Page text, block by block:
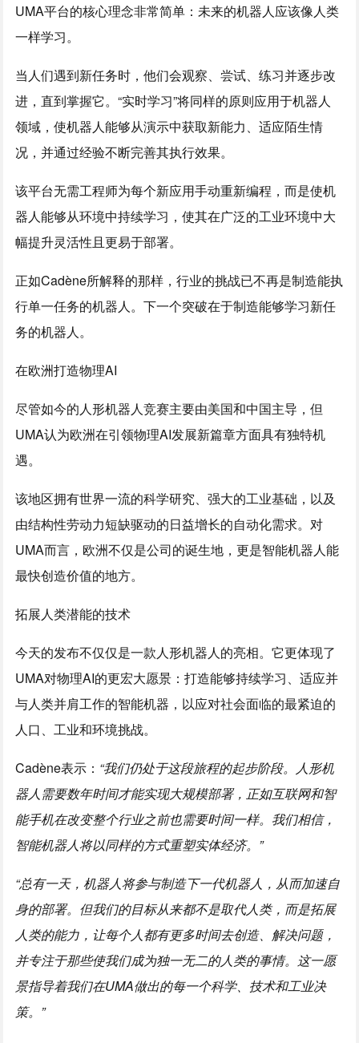
UMA平台的核心理念非常简单：未来的机器人应该像人类
一样学习。
当人们遇到新任务时，他们会观察、尝试、练习并逐步改
进，直到掌握它。“实时学习”将同样的原则应用于机器人
领域，使机器人能够从演示中获取新能力、适应陌生情
况，并通过经验不断完善其执行效果。
该平台无需工程师为每个新应用手动重新编程，而是使机
器人能够从环境中持续学习，使其在广泛的工业环境中大
幅提升灵活性且更易于部署。
正如Cadène所解释的那样，行业的挑战已不再是制造能执
行单一任务的机器人。下一个突破在于制造能够学习新任
务的机器人。
在欧洲打造物理AI
尽管如今的人形机器人竞赛主要由美国和中国主导，但
UMA认为欧洲在引领物理AI发展新篇章方面具有独特机
遇。
该地区拥有世界一流的科学研究、强大的工业基础，以及
由结构性劳动力短缺驱动的日益增长的自动化需求。对
UMA而言，欧洲不仅是公司的诞生地，更是智能机器人能
最快创造价值的地方。
拓展人类潜能的技术
今天的发布不仅仅是一款人形机器人的亮相。它更体现了
UMA对物理AI的更宏大愿景：打造能够持续学习、适应并
与人类并肩工作的智能机器，以应对社会面临的最紧迫的
人口、工业和环境挑战。
Cadène表示： “我们仍处于这段旅程的起步阶段。人形机
器人需要数年时间才能实现大规模部署，正如互联网和智
能手机在改变整个行业之前也需要时间一样。我们相信，
智能机器人将以同样的方式重塑实体经济。”
“总有一天，机器人将参与制造下一代机器人，从而加速自
身的部署。但我们的目标从来都不是取代人类，而是拓展
人类的能力，让每个人都有更多时间去创造、解决问题，
并专注于那些使我们成为独一无二的人类的事情。这一愿
景指导着我们在UMA做出的每一个科学、技术和工业决
策。”